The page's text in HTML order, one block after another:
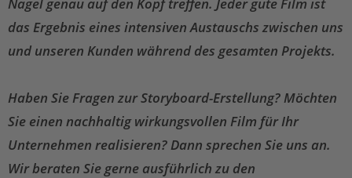
das Ergebnis eines intensiven Austauschs zwischen uns
und unseren Kunden während des gesamten Projekts.
Haben Sie Fragen zur Storyboard-Erstellung? Möchten
Sie einen nachhaltig wirkungsvollen Film für Ihr
Unternehmen realisieren? Dann sprechen Sie uns an.
Wir beraten Sie gerne ausführlich zu den